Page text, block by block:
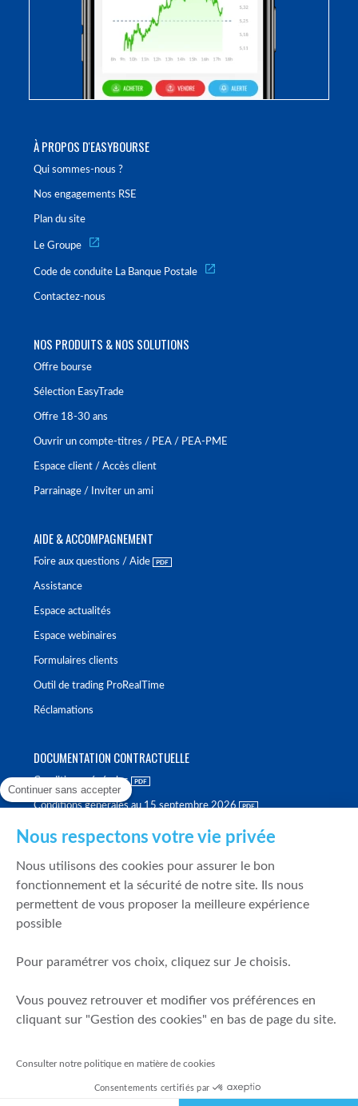
À PROPOS D'EASYBOURSE
Qui sommes-nous ?
Nos engagements RSE
Plan du site
Le Groupe
Code de conduite La Banque Postale
Contactez-nous
NOS PRODUITS & NOS SOLUTIONS
Offre bourse
Sélection EasyTrade
Offre 18-30 ans
Ouvrir un compte-titres / PEA / PEA-PME
Espace client / Accès client
Parrainage / Inviter un ami
AIDE & ACCOMPAGNEMENT
Foire aux questions / Aide
Assistance
Espace actualités
Espace webinaires
Formulaires clients
Outil de trading ProRealTime
Réclamations
DOCUMENTATION CONTRACTUELLE
Conditions générales
Conditions générales au 15 septembre 2026
Politique de meilleure sélection
Politique de durabilité
Fonds de garantie des dépôts et de résolution
Mentions légales
Prévention de la fraude
Politique de gestion des conflits d'intérêts
Continuer sans accepter
Nous respectons votre vie privée
Nous utilisons des cookies pour assurer le bon
fonctionnement et la sécurité de notre site. Ils nous
permettent de vous proposer la meilleure expérience
possible
Pour paramétrer vos choix, cliquez sur Je choisis.
Vous pouvez retrouver et modifier vos préférences en
cliquant sur "Gestion des cookies" en bas de page du site.
Consulter notre politique en matière de cookies
Consentements certifiés par